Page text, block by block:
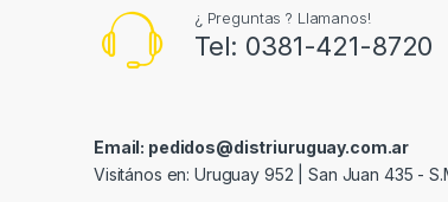
¿ Preguntas ? Llamanos!
Tel: 0381-421-8720
Email: pedidos@distriuruguay.com.ar
Visitános en: Uruguay 952 | San Juan 435 -